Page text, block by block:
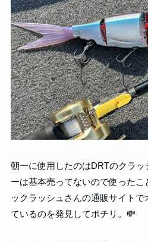
朝一に使用したのはDRTのクラ
ーは基本売ってないので使った
ックラッシュさんの通販サイト
ているのを発見してポチリ。💸